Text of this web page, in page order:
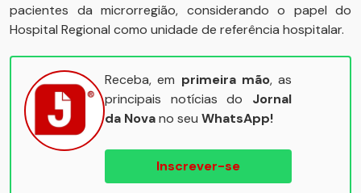
pacientes da microrregião, considerando o papel do
Hospital Regional como unidade de referência hospitalar.
Receba, em primeira mão, as
principais notícias do Jornal
da Novano seu WhatsApp!
Inscrever-se